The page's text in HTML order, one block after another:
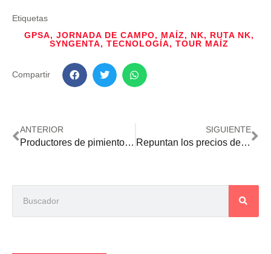
Etiquetas
GPSA, JORNADA DE CAMPO, MAÍZ, NK, RUTA NK,
SYNGENTA, TECNOLOGÍA, TOUR MAÍZ
Compartir
ANTERIOR
Productores de pimientos y tomates son perjudicados por el contrabando
SIGUIENTE
Repuntan los precios de soja y maíz en Chicago, tras varios días en descenso